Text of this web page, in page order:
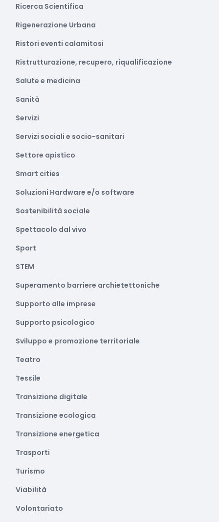
Ricerca Scientifica
Rigenerazione Urbana
Ristori eventi calamitosi
Ristrutturazione, recupero, riqualificazione
Salute e medicina
Sanità
Servizi
Servizi sociali e socio-sanitari
Settore apistico
Smart cities
Soluzioni Hardware e/o software
Sostenibilità sociale
Spettacolo dal vivo
Sport
STEM
Superamento barriere archietettoniche
Supporto alle imprese
Supporto psicologico
Sviluppo e promozione territoriale
Teatro
Tessile
Transizione digitale
Transizione ecologica
Transizione energetica
Trasporti
Turismo
Viabilità
Volontariato